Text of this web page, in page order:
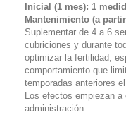
Inicial (1 mes): 1
Mantenimiento (a
Suplementar de 4 a 6
cubriciones y durante
optimizar la fertilidad,
comportamiento que
temporadas anteriores
Los efectos empiezan
administración.